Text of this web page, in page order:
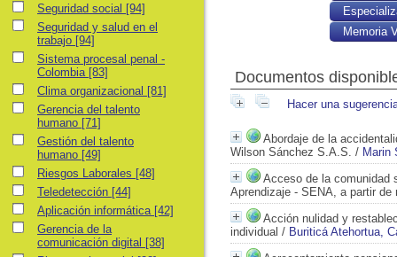
Memoria
Documentos
Hacer una
Abordaje de la
Wilson Sánchez S.A.S. / Marin
Acceso de la comunidad
Aprendizaje - SENA, a partir de
Acción nulidad y
individual / Buriticá Atehortua,
Seguridad social
Seguridad social [94]
Seguridad y salud en el trabajo
Seguridad y salud en el
trabajo [94]
Sistema procesal penal - Colombia
Sistema procesal penal -
Colombia [83]
Clima organizacional
Clima organizacional [81]
Gerencia del talento humano
Gerencia del talento
humano [71]
Gestión del talento humano
Gestión del talento
humano [49]
Riesgos Laborales
Riesgos Laborales [48]
Teledetección
Teledetección [44]
Aplicación informática
Aplicación informática [42]
Gerencia de la comunicación digital
Gerencia de la
comunicación digital [38]